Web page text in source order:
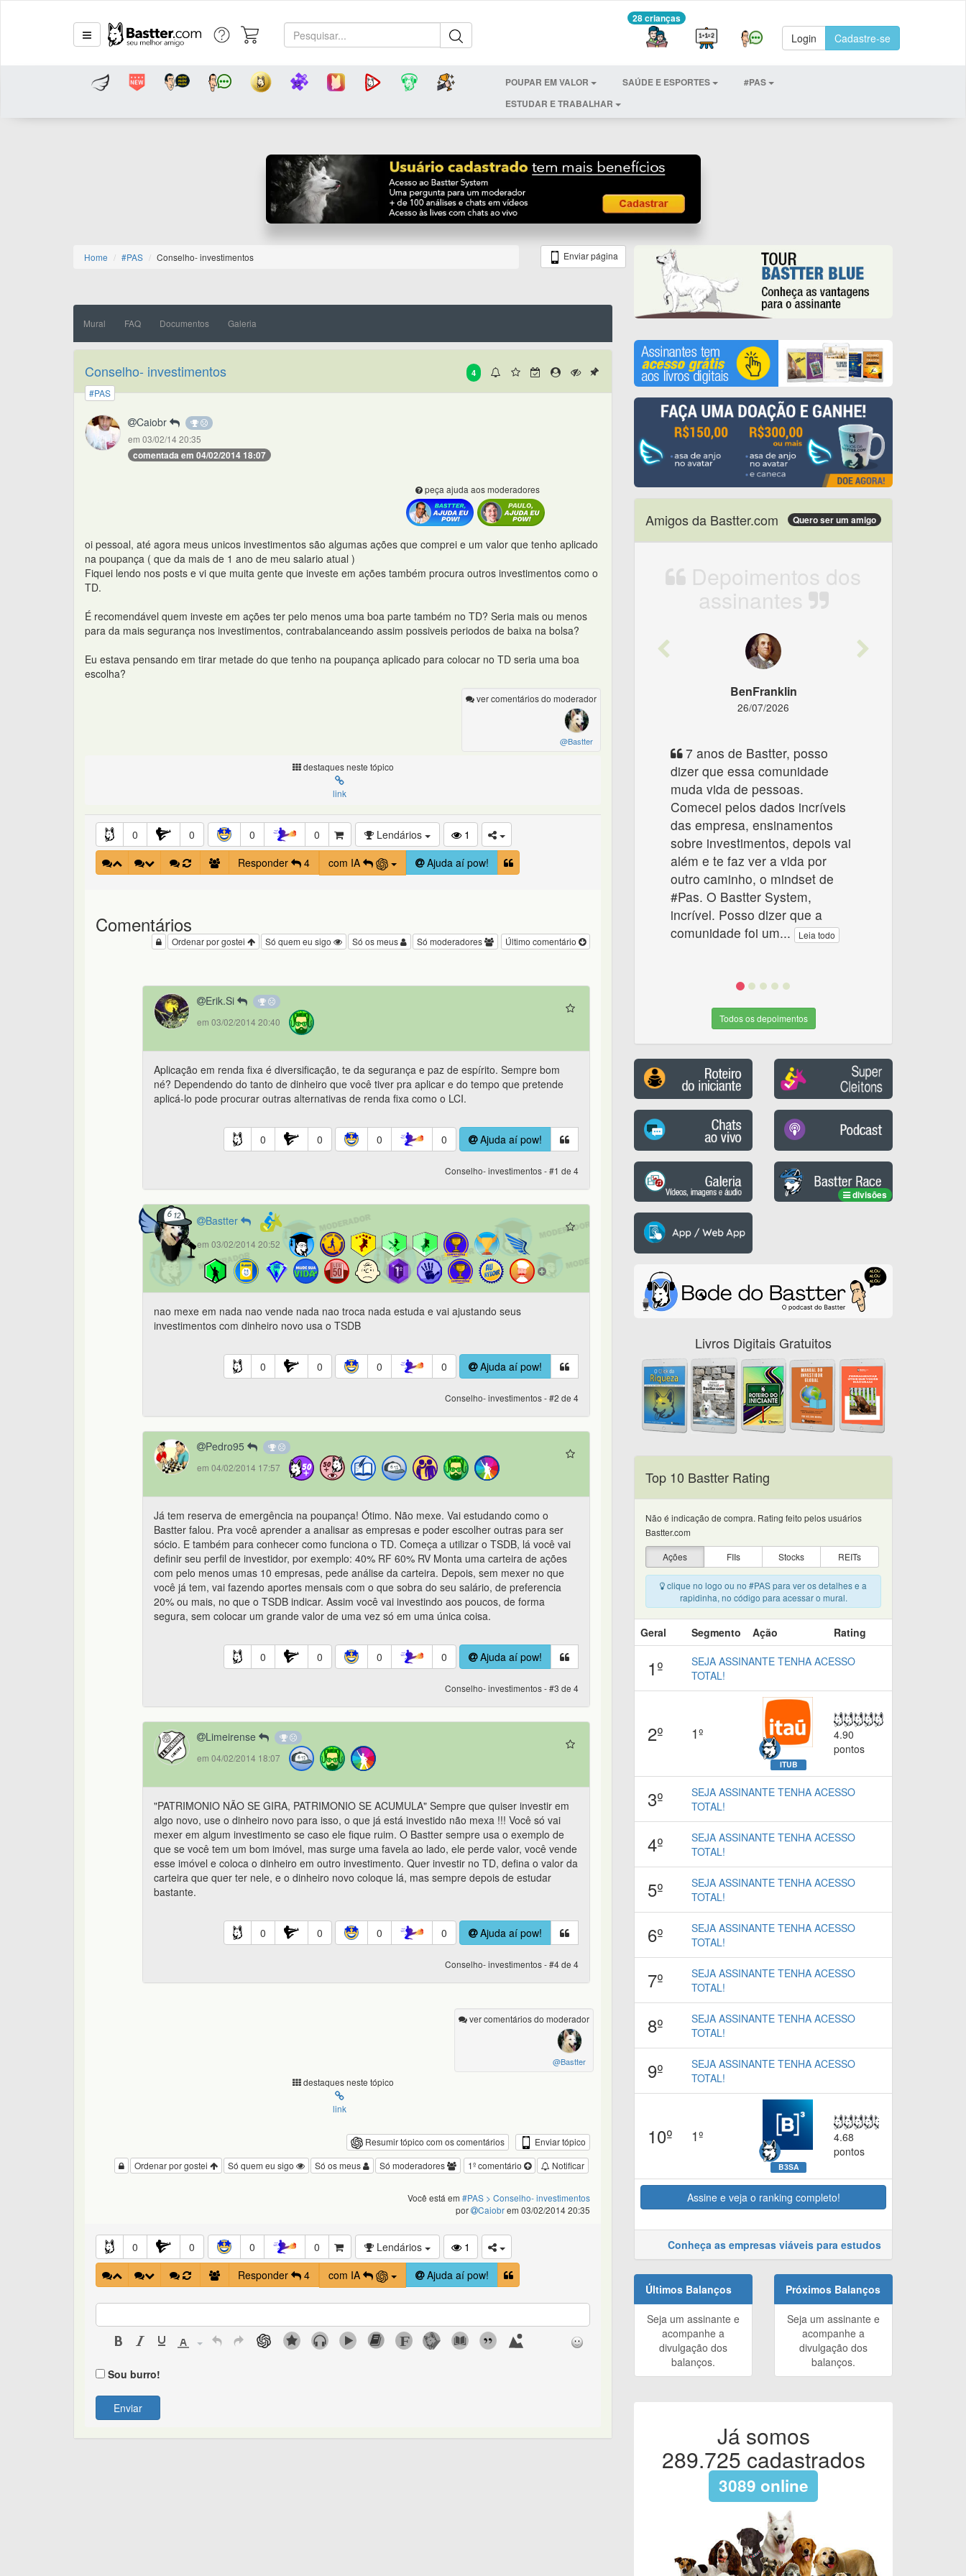
28 crianças
Login Cadastre-se
POUPAR EM VALOR SAÚDE E ESPORTES
#PAS
ESTUDAR E TRABALHAR
Home #PAS Conselho- investimentos Enviar página
Mural FAQ Documentos Galeria
4
Conselho- investimentos
#PAS
Caiobr
em 03/02/14 20:35
comentada em 04/02/2014 18:07
peça ajuda aos moderadores
oi pessoal, até agora meus unicos investimentos são algumas ações que comprei e um valor que tenho aplicado
na poupança ( que da mais de 1 ano de meu salario atual )
Fiquei lendo nos posts e vi que muita gente que investe em ações também procura outros investimentos como o
TD.
É recomendável quem investe em ações ter pelo menos uma boa parte também no TD? Seria mais ou menos
para da mais segurança nos investimentos, contrabalanceando assim possiveis periodos de baixa na bolsa?
Eu estava pensando em tirar metade do que tenho na poupança aplicado para colocar no TD seria uma boa
escolha?
ver comentários do moderador
@Bastter
destaques neste tópico
link
0 0 0 0 Lendários
1
Responder
4 com IA Ajuda aí pow!
Comentários
Último comentário
Só moderadores
Só os meus
Só quem eu sigo
Ordenar por gostei
Erik.Si
em 03/02/2014 20:40
Aplicação em renda fixa é diversificação, te da segurança e paz de espírito. Sempre bom
né? Dependendo do tanto de dinheiro que você tiver pra aplicar e do tempo que pretende
aplicá-lo pode procurar outras alternativas de renda fixa como o LCI.
0 0 0 0 Ajuda aí pow!
Conselho- investimentos - #1 de 4
Bastter
em 03/02/2014 20:52
nao mexe em nada nao vende nada nao troca nada estuda e vai ajustando seus
investimentos com dinheiro novo usa o TSDB
0 0 0 0 Ajuda aí pow!
Conselho- investimentos - #2 de 4
Pedro95
em 04/02/2014 17:57
Já tem reserva de emergência na poupança! Ótimo. Não mexe. Vai estudando como o
Bastter falou. Pra você aprender a analisar as empresas e poder escolher outras para ser
sócio. E também para conhecer como funciona o TD. Começa a utilizar o TSDB, lá você vai
definir seu perfil de investidor, por exemplo: 40% RF 60% RV Monta uma carteira de ações
com pelo menos umas 10 empresas, pede análise da carteira. Depois, sem mexer no que
você já tem, vai fazendo aportes mensais com o que sobra do seu salário, de preferencia
20% ou mais, no que o TSDB indicar. Assim você vai investindo aos poucos, de forma
segura, sem colocar um grande valor de uma vez só em uma única coisa.
0 0 0 0 Ajuda aí pow!
Conselho- investimentos - #3 de 4
Limeirense
em 04/02/2014 18:07
"PATRIMONIO NÃO SE GIRA, PATRIMONIO SE ACUMULA" Sempre que quiser investir em
algo novo, use o dinheiro novo para isso, o que já está investido não mexa !!! Você só vai
mexer em algum investimento se caso ele fique ruim. O Bastter sempre usa o exemplo de
que se você tem um bom imóvel, mas surge uma favela ao lado, ele perde valor, você vende
esse imóvel e coloca o dinheiro em outro investimento. Quer investir no TD, defina o valor da
carteira que quer ter nele, e o dinheiro novo coloque lá, mas sempre depois de estudar
bastante.
0 0 0 0 Ajuda aí pow!
Conselho- investimentos - #4 de 4
ver comentários do moderador
@Bastter
destaques neste tópico
link
Resumir tópico com os comentários
Enviar tópico
Notificar
1º comentário
Só moderadores
Só os meus
Só quem eu sigo
Ordenar por gostei
Você está em #PAS > Conselho- investimentos
por
Caiobrem 03/02/2014 20:35
0 0 0 0 Lendários
1
Responder
4 com IA Ajuda aí pow!
Sou burro!
Enviar
Amigos da Bastter.com Quero ser um amigo
Depoimentos dos
assinantes
Previous
BenFranklin
26/07/2026
7 anos de Bastter, posso
dizer que essa comunidade
muda vida de pessoas.
Comecei pelos dados incríveis
das empresa, ensinamentos
sobre investimentos, depois vai
além e te faz ver a vida por
outro caminho, o mindset de
#Pas. O Bastter System,
incrível. Posso dizer que a
comunidade foi um... Leia todo
Todos os depoimentos
divisões
Livros Digitais Gratuitos
Top 10 Bastter Rating
Não é indicação de compra. Rating feito pelos usuários
Bastter.com
Ações
FIIs Stocks REITs
clique no logo ou no #PAS para ver os detalhes e a
rapidinha, no código para acessar o mural.
Geral Segmento Ação Rating
1º
SEJA ASSINANTE TENHA ACESSO
TOTAL!
2º 1º
ITUB
4.90
pontos
3º
SEJA ASSINANTE TENHA ACESSO
TOTAL!
4º
SEJA ASSINANTE TENHA ACESSO
TOTAL!
5º
SEJA ASSINANTE TENHA ACESSO
TOTAL!
6º
SEJA ASSINANTE TENHA ACESSO
TOTAL!
7º
SEJA ASSINANTE TENHA ACESSO
TOTAL!
8º
SEJA ASSINANTE TENHA ACESSO
TOTAL!
9º
SEJA ASSINANTE TENHA ACESSO
TOTAL!
10º 1º
B3SA
4.68
pontos
Assine e veja o ranking completo!
Conheça as empresas viáveis para estudos
Últimos Balanços
Seja um assinante e
acompanhe a
divulgação dos
balanços.
Próximos Balanços
Seja um assinante e
acompanhe a
divulgação dos
balanços.
Já somos
289.725 cadastrados
3089 online